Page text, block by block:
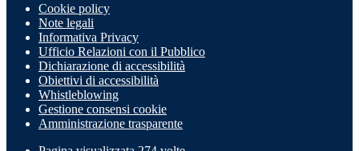
Cookie policy
Note legali
Informativa Privacy
Ufficio Relazioni con il Pubblico
Dichiarazione di accessibilità
Obiettivi di accessibilità
Whistleblowing
Gestione consensi cookie
Amministrazione trasparente